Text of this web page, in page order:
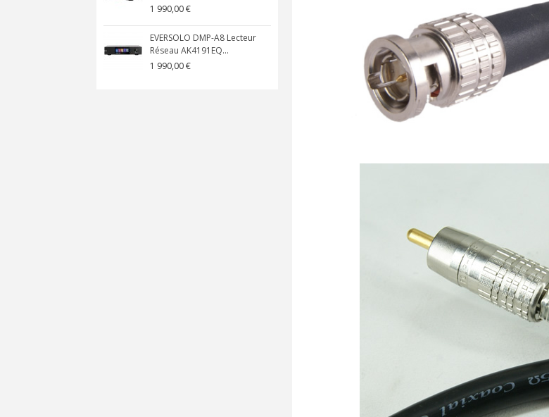
1 990,00 €
EVERSOLO DMP-A8 Lecteur
Réseau AK4191EQ...
1 990,00 €
LUXSIN X9 DAC Amplificateur
Casque AK4191 +...